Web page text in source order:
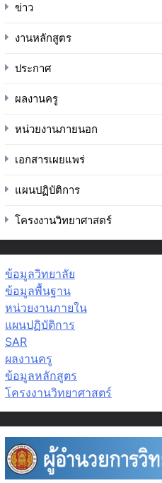
ข่าว
งานหลักสูตร
ประกาศ
ผลงานครู
หน่วยงานภายนอก
เอกสารเผยแพร่
แผนปฏิบัติการ
โครงงานวิทยาศาสตร์
ข้อมูลวิทยาลัย
ข้อมูลพื้นฐาน
หน่วยงานภายใน
แผนปฏิบัติการ
SAR
ผลงานครู
ข้อมูลหลักสูตร
โครงงานวิทยาศาสตร์